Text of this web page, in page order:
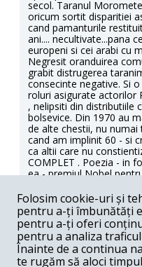
secol. Taranul
oricum sortit disparitiei
cand pamanturile
ani.... necultivate...pana
europeni si cei arabi cu
Negresit oranduirea
grabit distrugerea
consecinte negative. Si
roluri asigurate actorilor
, nelipsiti din distributiile
bolsevice. Din 1970 au
de alte chestii, nu
cand am implinit 60 - si
ca altii care nu
COMPLET . Poezia - in
ea - premiul Nobel
fac color. Nu stiu cum
care a crescut de mica
Toma Alimos si
pentru a ajunge la
permis sa nu includa in
de Marin Preda (care
si marketingul ar fi
Folosim cookie-uri și
pentru a-ți îmbunătăți
pentru a-ți oferi
pentru a analiza
Înainte de a continua
te rugăm să aloci